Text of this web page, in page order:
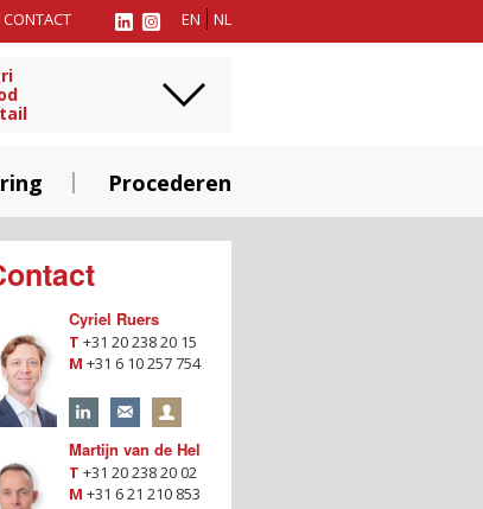
EN NL
CONTACT
Procederen
Cyriel Ruers
T +31 20 238 20 15
M +31 6 10 257 754
Martijn van de Hel
T +31 20 238 20 02
M +31 6 21 210 853